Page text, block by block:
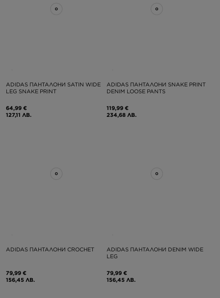
ADIDAS ПАНТАЛОНИ SATIN WIDE
LEG SNAKE PRINT
64,99 €
127,11 ЛВ.
ADIDAS ПАНТАЛОНИ SNAKE PRINT
DENIM LOOSE PANTS
119,99 €
234,68 ЛВ.
ADIDAS ПАНТАЛОНИ CROCHET
79,99 €
156,45 ЛВ.
ADIDAS ПАНТАЛОНИ DENIM WIDE
LEG
79,99 €
156,45 ЛВ.